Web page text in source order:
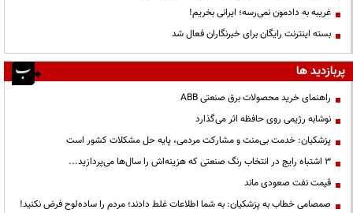
غریبه به دادمون نمی‌رسه؛ ایرانی بخریم!
بسته اینترنت رایگان برای خبرنگاران فعال شد
پربازدید ها
راهنمای خرید محصولات برق صنعتی ABB
نوشابه رژیمی روی حافظه اثر می‌گذارد
پزشکیان: خدمت بی‌منت و مشارکت مردمی، پایه حل مشکلات کشور است
3 اشتباه رایج در انتخاب رنگ صنعتی که هزینه‌اش را سال‌ها می‌پردازید...
قیمت نفت صعودی ماند
صمصامی خطاب به پزشکیان: به شما اطلاعات غلط دادند؛ مردم را ساده‌لوح فرض نکنید!